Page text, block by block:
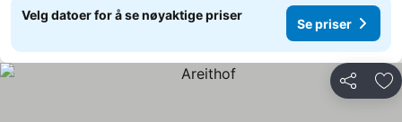
Velg datoer for å se nøyaktige priser
Se priser
Del